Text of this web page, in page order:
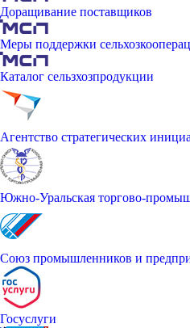
Доращивание поставщиков
Меры поддержки
Каталог сельзхозпродукции
Агентство стратегических
Южно-Уральская торгово-
Союз промышленников и
Госуслуги